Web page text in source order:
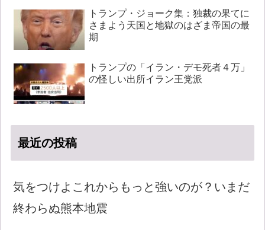
トランプ・ジョーク集：独裁の果てに
さまよう天国と地獄のはざま帝国の最
期
トランプの「イラン・デモ死者４万」
の怪しい出所イラン王党派
最近の投稿
気をつけよこれからもっと強いのが？いまだ
終わらぬ熊本地震